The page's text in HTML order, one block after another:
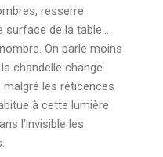
resserre
surface de la table…
On parle moins
chandelle change
les réticences
à cette lumière
l’invisible les